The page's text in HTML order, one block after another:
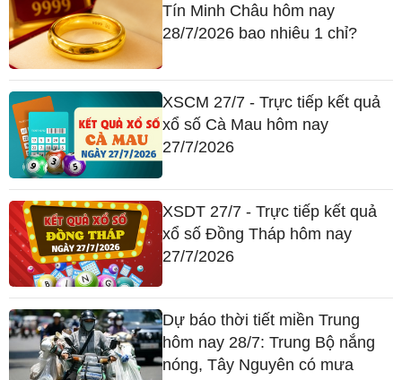
Tín Minh Châu hôm nay
28/7/2026 bao nhiêu 1 chỉ?
XSCM 27/7 - Trực tiếp kết quả
xổ số Cà Mau hôm nay
27/7/2026
XSDT 27/7 - Trực tiếp kết quả
xổ số Đồng Tháp hôm nay
27/7/2026
Dự báo thời tiết miền Trung
hôm nay 28/7: Trung Bộ nắng
nóng, Tây Nguyên có mưa